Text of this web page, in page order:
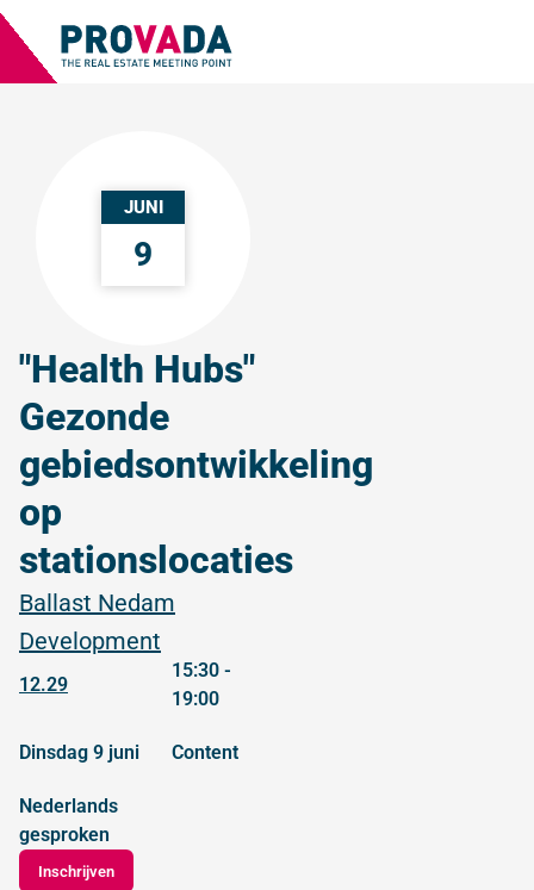
JUNI
9
"Health Hubs"
Gezonde
gebiedsontwikkeling
op
stationslocaties
Ballast Nedam
Development
12.29
15:30 -
19:00
dinsdag 9 juni content
Nederlands
gesproken
Inschrijven